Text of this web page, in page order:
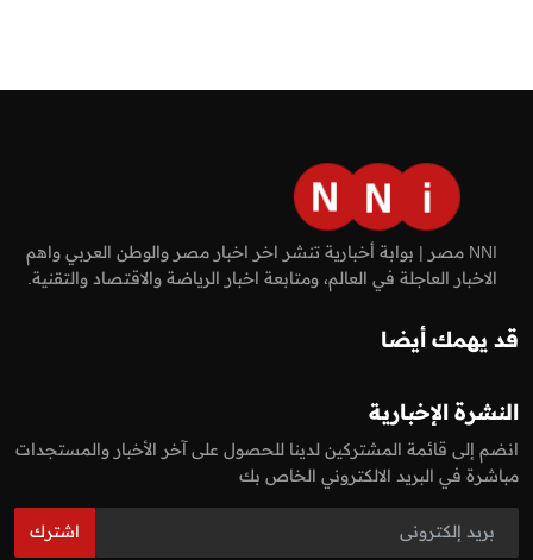
NNI مصر | بوابة أخبارية تنشر اخر اخبار مصر والوطن العربي واهم
الاخبار العاجلة في العالم، ومتابعة اخبار الرياضة والاقتصاد والتقنية.
قد يهمك أيضا
النشرة الإخبارية
انضم إلى قائمة المشتركين لدينا للحصول على آخر الأخبار والمستجدات
مباشرة في البريد الالكتروني الخاص بك
اشترك